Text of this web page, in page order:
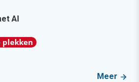
AI
plekken
Meer